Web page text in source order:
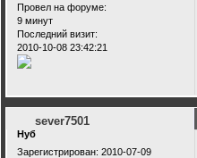
Провел на форуме:
9 минут
Последний визит:
2010-10-08 23:42:21
sever7501
Нуб
Зарегистрирован: 2010-07-09